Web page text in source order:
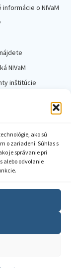
ako sú
o zariadení. Súhlas s
je správanie pri
alebo odvolanie
informácie o NIVaM
NIVaM
inštitúcie